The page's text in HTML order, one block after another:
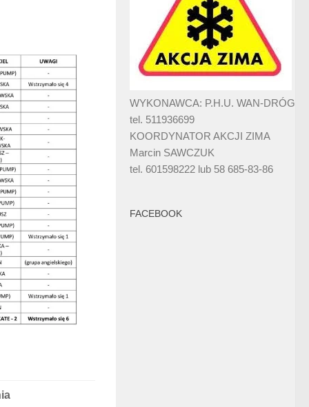
WYKONAWCA: P.H.U. WAN-DRÓG
tel. 511936699
KOORDYNATOR AKCJI ZIMA
Marcin SAWCZUK
tel. 601598222 lub 58 685-83-86
FACEBOOK